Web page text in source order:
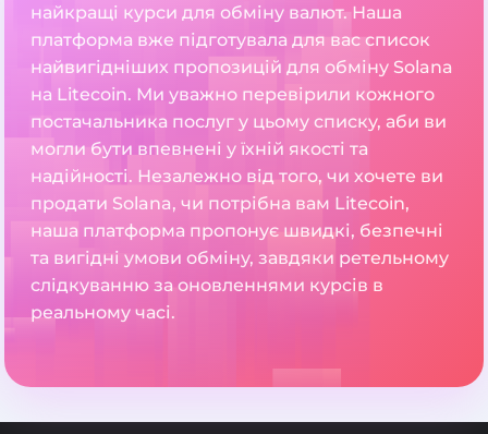
найкращі курси для обміну валют. Наша
платформа вже підготувала для вас список
найвигідніших пропозицій для обміну Solana
на Litecoin. Ми уважно перевірили кожного
постачальника послуг у цьому списку, аби ви
могли бути впевнені у їхній якості та
надійності. Незалежно від того, чи хочете ви
продати Solana, чи потрібна вам Litecoin,
наша платформа пропонує швидкі, безпечні
та вигідні умови обміну, завдяки ретельному
слідкуванню за оновленнями курсів в
реальному часі.